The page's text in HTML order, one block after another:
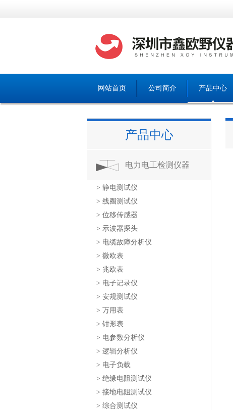
网站首页 公司简介 产品中心
产品中心
电力电工检测仪器
> 静电测试仪
> 线圈测试仪
> 位移传感器
> 示波器探头
> 电缆故障分析仪
> 微欧表
> 兆欧表
> 电子记录仪
> 安规测试仪
> 万用表
> 钳形表
> 电参数分析仪
> 逻辑分析仪
> 电子负载
> 绝缘电阻测试仪
> 接地电阻测试仪
> 综合测试仪